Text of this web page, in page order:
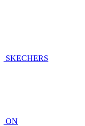
SKECHERS
ON